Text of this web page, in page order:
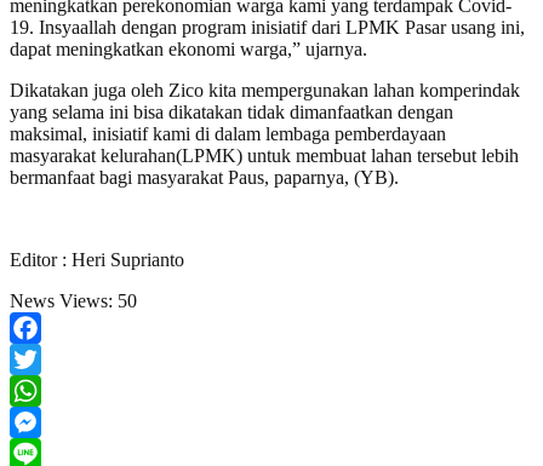
meningkatkan perekonomian warga kami yang terdampak Covid-
19. Insyaallah dengan program inisiatif dari LPMK Pasar usang ini,
dapat meningkatkan ekonomi warga,” ujarnya.
Dikatakan juga oleh Zico kita mempergunakan lahan komperindak
yang selama ini bisa dikatakan tidak dimanfaatkan dengan
maksimal, inisiatif kami di dalam lembaga pemberdayaan
masyarakat kelurahan(LPMK) untuk membuat lahan tersebut lebih
bermanfaat bagi masyarakat Paus, paparnya, (YB).
Editor : Heri Suprianto
News Views: 50
Facebook
Twitter
WhatsApp
Messenger